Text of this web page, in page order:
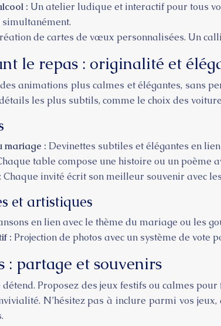
: Un atelier ludique et interactif pour tous
de cartes de vœux personnalisées. Un
le repas : originalité et
animations plus calmes et élégantes, sans
les plus subtils, comme le choix des
mariage : Devinettes subtiles et élégantes en
table compose une histoire ou un poème
Chaque invité écrit son meilleur souvenir avec
et artistiques
en lien avec le thème du mariage ou les
: Projection de photos avec un système de vote
: partage et souvenirs
Proposez des jeux festifs ou calmes
N’hésitez pas à inclure parmi vos